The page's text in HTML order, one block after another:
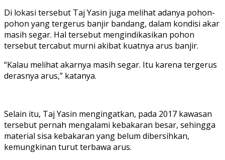
Di lokasi tersebut Taj Yasin juga melihat adanya pohon-
pohon yang tergerus banjir bandang, dalam kondisi akar
masih segar. Hal tersebut mengindikasikan pohon
tersebut tercabut murni akibat kuatnya arus banjir.
“Kalau melihat akarnya masih segar. Itu karena tergerus
derasnya arus,” katanya.
Selain itu, Taj Yasin mengingatkan, pada 2017 kawasan
tersebut pernah mengalami kebakaran besar, sehingga
material sisa kebakaran yang belum dibersihkan,
kemungkinan turut terbawa arus.